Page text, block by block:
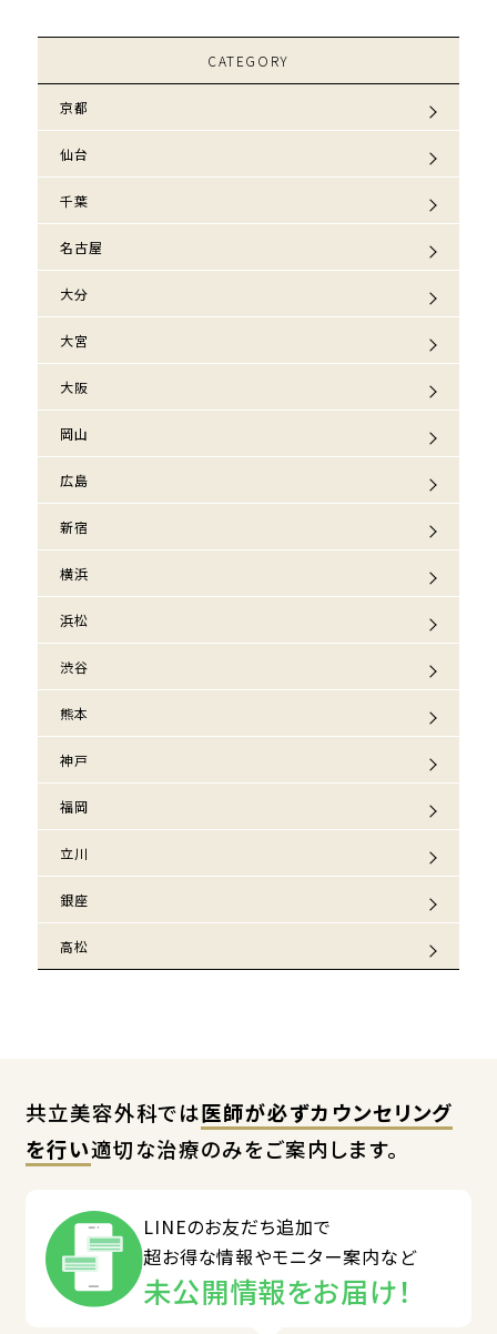
CATEGORY
京都
仙台
千葉
名古屋
大分
大宮
大阪
岡山
広島
新宿
横浜
浜松
渋谷
熊本
神戸
福岡
立川
銀座
高松
共立美容外科では医師が必ずカウンセリング
を行い適切な治療のみをご案内します。
LINEのお友だち追加で
超お得な情報やモニター案内など
未公開情報をお届け！